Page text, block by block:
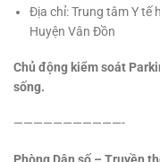
Địa chỉ: Trung tâm Y tế
Huyện Vân Đồn
Chủ động kiểm soát
sống.
———————————-
Phòng Dân số – Truyền